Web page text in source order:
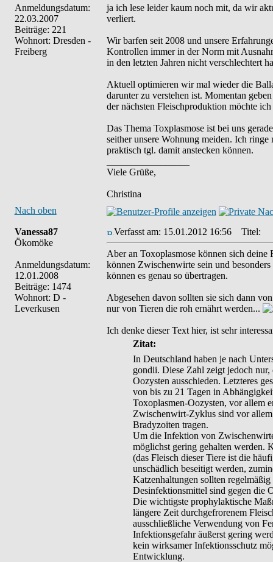
Anmeldungsdatum:
22.03.2007
Beiträge: 221
Wohnort: Dresden -
Freiberg
ja ich lese leider kaum noch mit, da wir
verliert.
Wir barfen seit 2008 und unsere
Kontrollen immer in der Norm mit
in den letzten Jahren nicht verschlechtert
Aktuell optimieren wir mal wieder die
darunter zu verstehen ist. Momentan
der nächsten Fleischproduktion möchte
Das Thema Toxplasmose ist bei uns
seither unsere Wohnung meiden. Ich
praktisch tgl. damit anstecken können.
Viele Grüße,
Christina
Nach oben
Vanessa87
Ökomöke
Anmeldungsdatum:
12.01.2008
Beiträge: 1474
Wohnort: D -
Leverkusen
Verfasst am: 15.01.2012 16:56 Titel:
Aber an Toxoplasmose können sich
können Zwischenwirte sein und
können es genau so übertragen.
Abgesehen davon sollten sie sich dann
nur von Tieren die roh ernährt werden...
Ich denke dieser Text hier, ist sehr
Zitat:
In Deutschland haben je nach
gondii. Diese Zahl zeigt jedoch
Oozysten ausschieden. Letzteres
von bis zu 21 Tagen in
Toxoplasmen-Oozysten, vor allem
Zwischenwirt-Zyklus sind vor
Bradyzoiten tragen.
Um die Infektion von
möglichst gering gehalten werden.
(das Fleisch dieser Tiere ist die
unschädlich beseitigt werden,
Katzenhaltungen sollten
Desinfektionsmittel sind gegen die
Die wichtigste prophylaktische
längere Zeit durchgefrorenem
ausschließliche Verwendung von
Infektionsgefahr äußerst gering
kein wirksamer Infektionsschutz
Entwicklung.